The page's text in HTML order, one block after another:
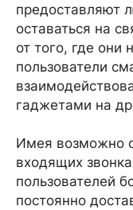
предоставляют
оставаться на
от того, где они
пользователи
гаджетами на
Имея возможно
входящих
пользователей
постоянно